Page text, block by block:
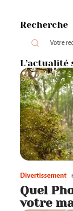
Recherche
L’actualité
Divertissement
Quel
votre